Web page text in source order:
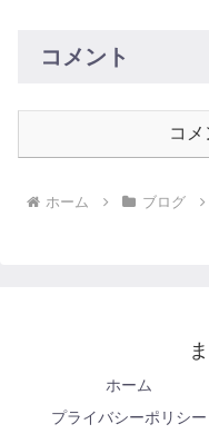
コメント
コ
ホーム ブログ
ホーム
プライバシーポリシー